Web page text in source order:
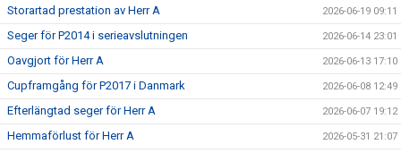
Storartad prestation av Herr A 2026-06-19 09:11
Seger för P2014 i serieavslutningen 2026-06-14 23:01
Oavgjort för Herr A 2026-06-13 17:10
Cupframgång för P2017 i Danmark 2026-06-08 12:49
Efterlängtad seger för Herr A 2026-06-07 19:12
Hemmaförlust för Herr A 2026-05-31 21:07